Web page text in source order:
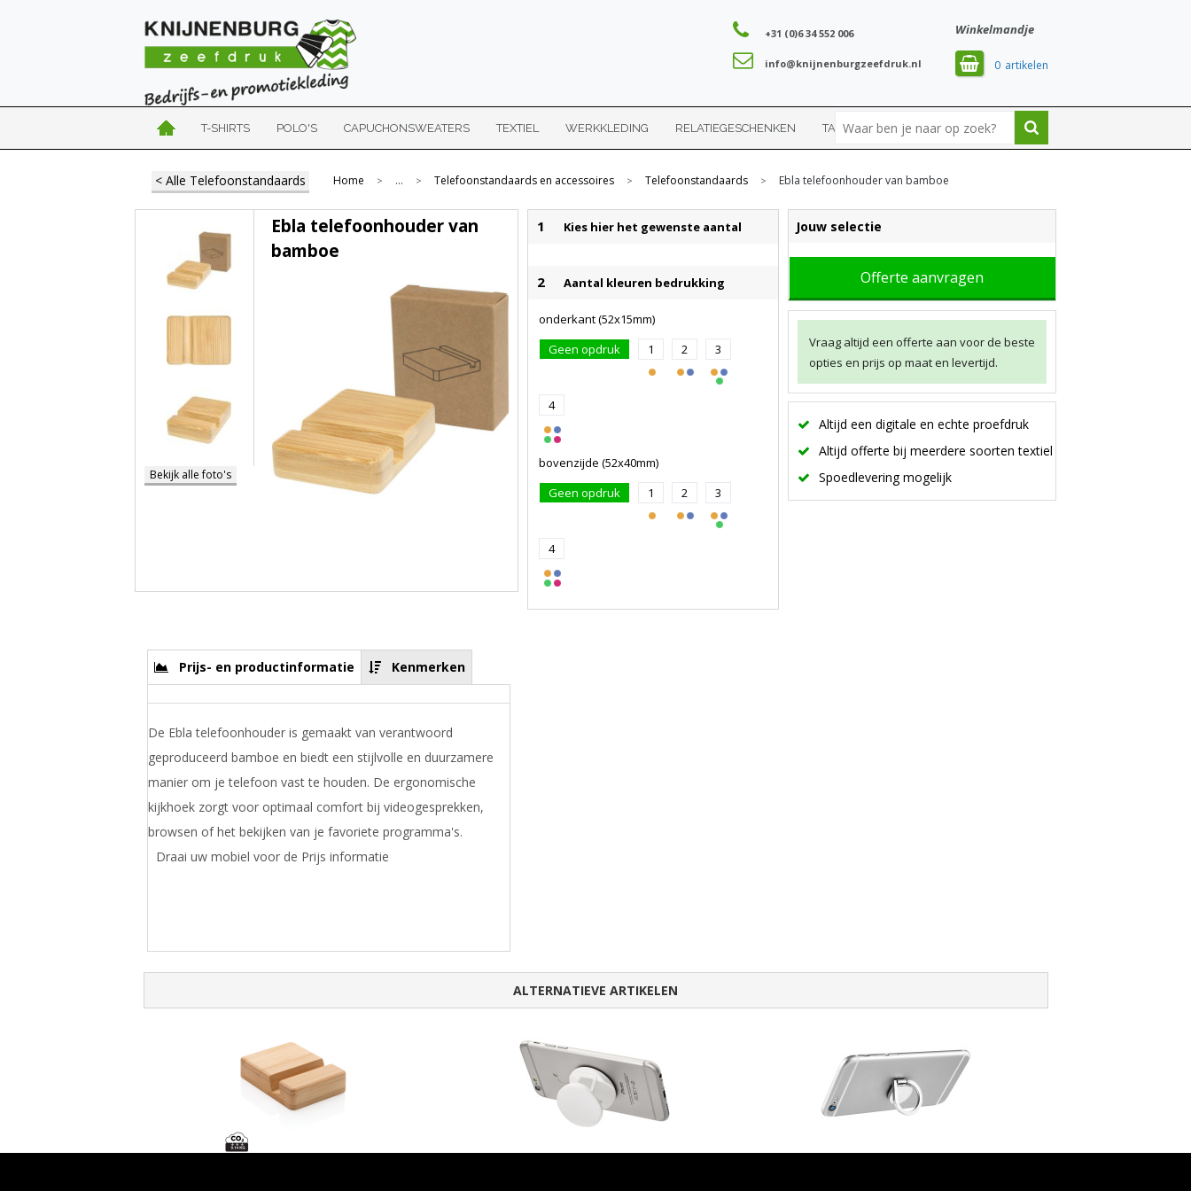
Winkelmandje
0
+31 (0)6 34 552 006
info@knijnenburgzeefdruk.nl
T-SHIRTS POLO'S CAPUCHONSWEATERS TEXTIEL WERKKLEDING RELATIEGESCHENKEN TASSEN SPORT
< Alle Telefoonstandaards Home > ... > Telefoonstandaards en accessoires > Telefoonstandaards > Ebla telefoonhouder van bamboe
1 Kies hier het gewenste aantal
2 Aantal kleuren bedrukking
onderkant (52x15mm)
Geen opdruk
1 2 3
4
bovenzijde (52x40mm)
Geen opdruk
1 2 3
4
Jouw selectie
Offerte aanvragen
Vraag altijd een offerte aan voor de beste
opties en prijs op maat en levertijd.
Altijd een digitale en echte proefdruk
Altijd offerte bij meerdere soorten textiel
Spoedlevering mogelijk
Bekijk alle foto's
Ebla telefoonhouder van
bamboe
Prijs- en productinformatie Kenmerken
De Ebla telefoonhouder is gemaakt van verantwoord
geproduceerd bamboe en biedt een stijlvolle en duurzamere
manier om je telefoon vast te houden. De ergonomische
kijkhoek zorgt voor optimaal comfort bij videogesprekken,
browsen of het bekijken van je favoriete programma's.
Draai uw mobiel voor de Prijs informatie
ALTERNATIEVE ARTIKELEN